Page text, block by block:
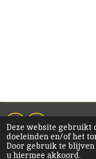
Deze website gebruikt
doeleinden en/of het
Door gebruik te
u hiermee akkoord.
F
a
c
e
I
n
s
t
© 2020 KiM Bornem